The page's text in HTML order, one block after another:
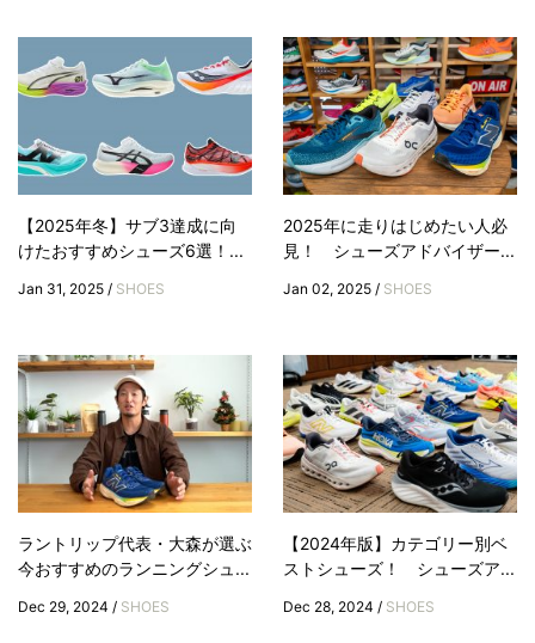
【2025年冬】サブ3達成に向
けたおすすめシューズ6選！...
Jan 31, 2025 / SHOES
2025年に走りはじめたい人必
見！ シューズアドバイザー...
Jan 02, 2025 / SHOES
ラントリップ代表・大森が選ぶ
今おすすめのランニングシュ...
Dec 29, 2024 / SHOES
【2024年版】カテゴリー別ベ
ストシューズ！ シューズア...
Dec 28, 2024 / SHOES